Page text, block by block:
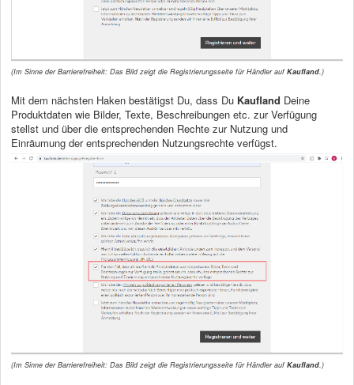
(Im Sinne der Barrierefreiheit: Das Bild zeigt die Registrierungsseite für Händler aufKaufland.)
Mit dem nächsten Haken bestätigst Du, dass Du Kaufland Deine
Produktdaten wie Bilder, Texte, Beschreibungen etc. zur Verfügung
stellst und über die entsprechenden Rechte zur Nutzung und
Einräumung der entsprechenden Nutzungsrechte verfügst.
(Im Sinne der Barrierefreiheit: Das Bild zeigt die Registrierungsseite für Händler aufKaufland.)